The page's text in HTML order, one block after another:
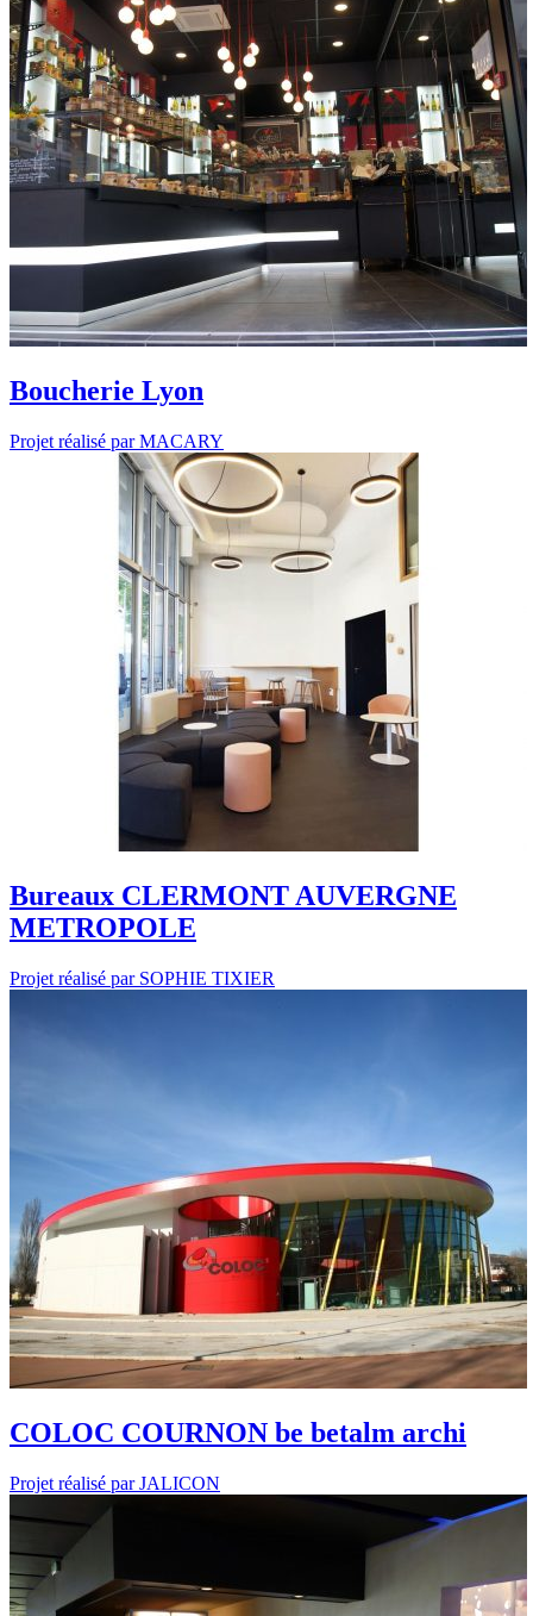
Boucherie Lyon
Projet réalisé par MACARY
Bureaux CLERMONT AUVERGNE
METROPOLE
Projet réalisé par SOPHIE TIXIER
COLOC COURNON be betalm archi
Projet réalisé par JALICON